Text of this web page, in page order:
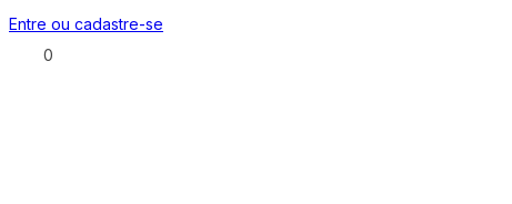
Entre ou cadastre-se
0